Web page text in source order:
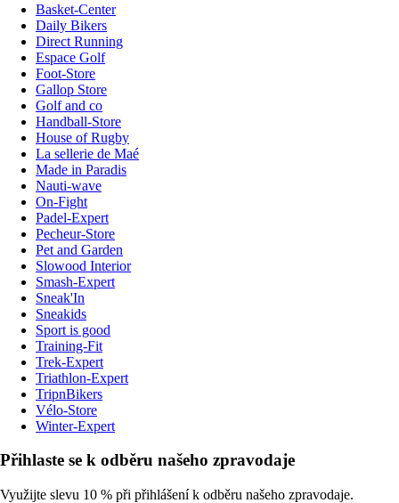
Basket-Center
Daily Bikers
Direct Running
Espace Golf
Foot-Store
Gallop Store
Golf and co
Handball-Store
House of Rugby
La sellerie de Maé
Made in Paradis
Nauti-wave
On-Fight
Padel-Expert
Pecheur-Store
Pet and Garden
Slowood Interior
Smash-Expert
Sneak'In
Sneakids
Sport is good
Training-Fit
Trek-Expert
Triathlon-Expert
TripnBikers
Vélo-Store
Winter-Expert
Přihlaste se k odběru našeho zpravodaje
Využijte slevu 10 % při přihlášení k odběru našeho zpravodaje.